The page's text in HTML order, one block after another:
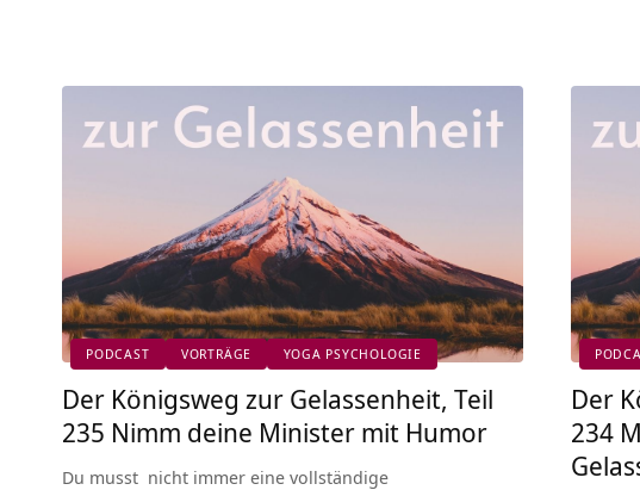
PODCAST VORTRÄGE YOGA PSYCHOLOGIE
Der Königsweg zur Gelassenheit, Teil
235 Nimm deine Minister mit Humor
Du musst nicht immer eine vollständige
Der
234